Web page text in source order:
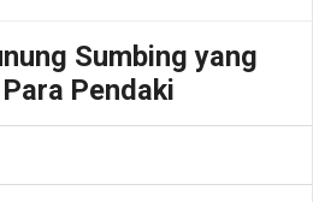
Sumbing yang
Pendaki